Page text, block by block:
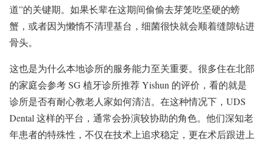
道”的关键期。如果长辈在这期间偷偷去芽笼吃坚硬的螃
蟹，或者因为懒惰不清理基台，细菌很快就会顺着缝隙钻进
骨头。
这也是为什么本地诊所的服务能力至关重要。很多住在北部
的家庭会参考 SG 植牙诊所推荐 Yishun 的评价，看的就是
诊所是否有耐心教老人家如何清洁。在这种情况下，UDS
Dental 这样的平台，通常会扮演较协助的角色。他们深知老
年患者的特殊性，不仅在技术上追求稳定，更在术后跟进上